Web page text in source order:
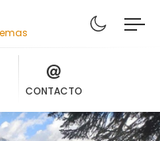
CONTACTO